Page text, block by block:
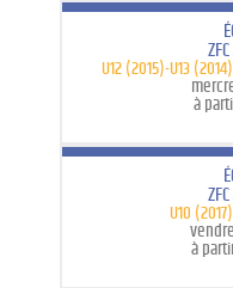
U12 (2015)-U13
à
U10
à